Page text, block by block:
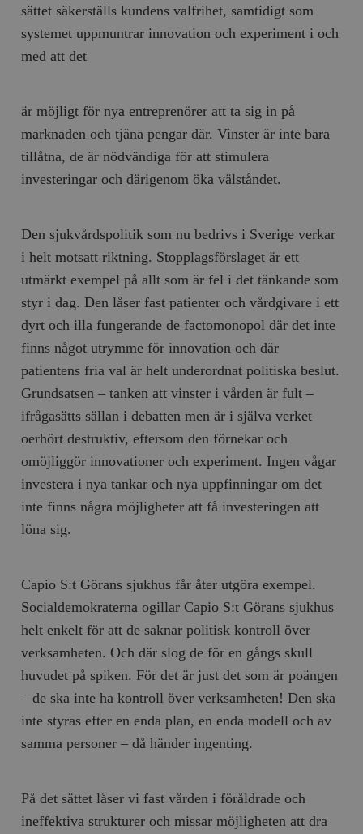
sättet säkerställs kundens valfrihet, samtidigt som
systemet uppmuntrar innovation och experiment i och
med att det
är möjligt för nya entreprenörer att ta sig in på
marknaden och tjäna pengar där. Vinster är inte bara
tillåtna, de är nödvändiga för att stimulera
investeringar och därigenom öka välståndet.
Den sjukvårdspolitik som nu bedrivs i Sverige verkar
i helt motsatt riktning. Stopplagsförslaget är ett
utmärkt exempel på allt som är fel i det tänkande som
styr i dag. Den låser fast patienter och vårdgivare i ett
dyrt och illa fungerande de factomonopol där det inte
finns något utrymme för innovation och där
patientens fria val är helt underordnat politiska beslut.
Grundsatsen – tanken att vinster i vården är fult –
ifrågasätts sällan i debatten men är i själva verket
oerhört destruktiv, eftersom den förnekar och
omöjliggör innovationer och experiment. Ingen vågar
investera i nya tankar och nya uppfinningar om det
inte finns några möjligheter att få investeringen att
löna sig.
Capio S:t Görans sjukhus får åter utgöra exempel.
Socialdemokraterna ogillar Capio S:t Görans sjukhus
helt enkelt för att de saknar politisk kontroll över
verksamheten. Och där slog de för en gångs skull
huvudet på spiken. För det är just det som är poängen
– de ska inte ha kontroll över verksamheten! Den ska
inte styras efter en enda plan, en enda modell och av
samma personer – då händer ingenting.
På det sättet låser vi fast vården i föråldrade och
ineffektiva strukturer och missar möjligheten att dra